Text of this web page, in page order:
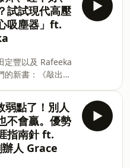
的電子報：✉️
收聽不正常
那個想法是大錯特
心目中理想生活的
開始對於財富自
我們這集節目先
定義開始聊起，
礙我們達到這個目
用他的心理學專
這些陷阱，讓我們
這條路前進。我
的內容，就是人人
機率最高的方法
樣。以前大家遵循
書考試拿學位在
，已經行不通
定幾年後自己的
麼為孩子指引未來
這套書，一本是給
的。他認為與其給
啟一段雙向的對
對話的工具書。分
依照書中的建議，
這個偉大航道上
聊了許多家長們
子還需不需要去
試試現代高壓
吸塵器」ft.
定豐以及 Rafeeka
的新書：《敲出自
視劇的傳奇故事。
生的另一個挫折和
上了頌缽這個身心
Rafeeka 老師。
不遑多讓啊，她
的女孩，自己苦
弱點了！別人
不會贏。優勢
指南針 ft.
人 Grace